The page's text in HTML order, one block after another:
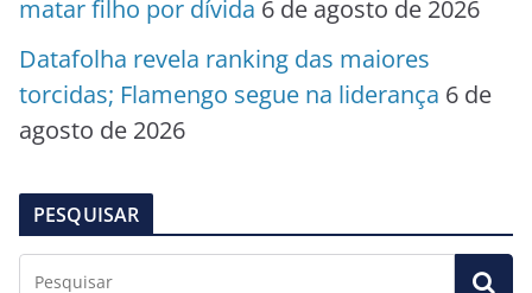
matar filho por dívida 6 de agosto de 2026
Datafolha revela ranking das maiores
torcidas; Flamengo segue na liderança 6 de
agosto de 2026
PESQUISAR